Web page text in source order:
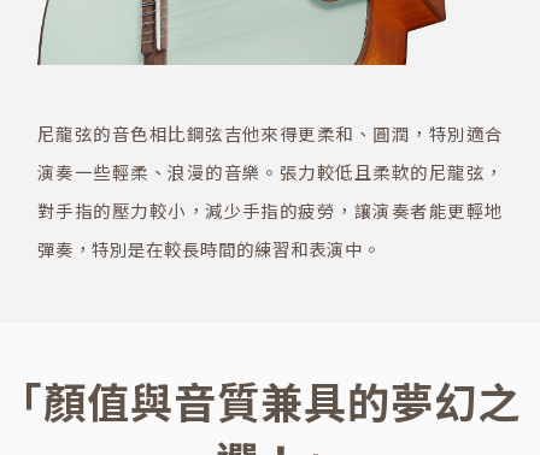
尼龍弦的音色相比鋼弦吉他來得更柔和、圓潤，特別適合
演奏一些輕柔、浪漫的音樂。張力較低且柔軟的尼龍弦，
對手指的壓力較小，減少手指的疲勞，讓演奏者能更輕地
彈奏，特別是在較長時間的練習和表演中。
｢顏值與音質兼具的夢幻之